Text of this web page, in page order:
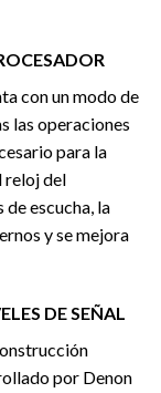
con un modo de
las operaciones
para la
reloj del
escucha, la
y se mejora
DE SEÑAL
por Denon